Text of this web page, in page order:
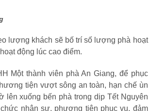
lượng khách sẽ bố trí số lượng phà hoạt
động lúc cao điểm.
Một thành viên phà An Giang, để phục
tiện vượt sông an toàn, hạn chế ùn
lên xuống bến phà trong dịp Tết Nguyên
nhân sự, phương tiện phục vụ, đảm